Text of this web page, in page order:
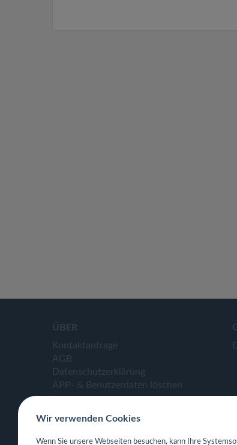
ÜBER
Kontaktanfrage
AGB
Datenschutzerklärung
APP- & Benutzerdaten löschen
Impressum
Wir verwenden Cookies
Wenn Sie unsere Webseiten besuchen, kann Ihre